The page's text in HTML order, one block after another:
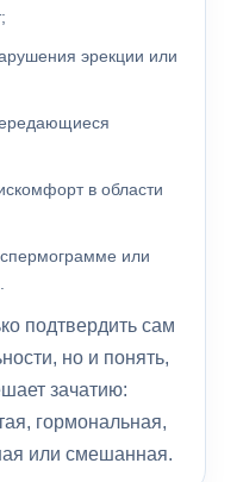
эрекции или
в области
или
подтвердить сам
но и понять,
зачатию:
гормональная,
или смешанная.